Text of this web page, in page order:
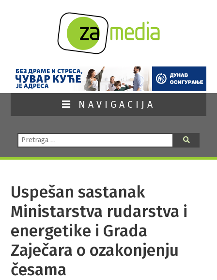
NAVIGACIJA
Pretraga:
Uspešan sastanak
Ministarstva rudarstva i
energetike i Grada
Zaječara o ozakonjenju
česama